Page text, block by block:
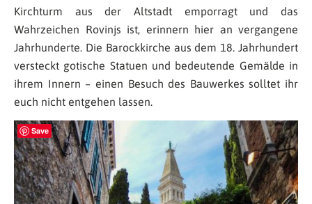
Kirchturm aus der Altstadt emporragt und das
Wahrzeichen Rovinjs ist, erinnern hier an vergangene
Jahrhunderte. Die Barockkirche aus dem 18. Jahrhundert
versteckt gotische Statuen und bedeutende Gemälde in
ihrem Innern – einen Besuch des Bauwerkes solltet ihr
euch nicht entgehen lassen.
Save